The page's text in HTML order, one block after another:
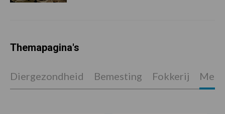
Themapagina's
Diergezondheid Bemesting Fokkerij